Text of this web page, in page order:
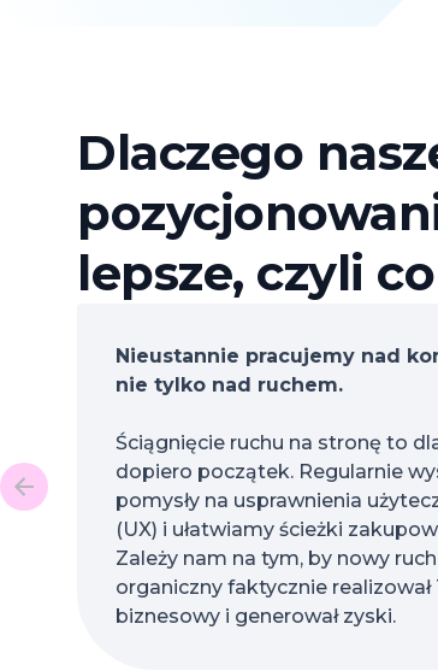
Dlaczego
lepsze, czyli
Nieustannie pracujemy nad
nie tylko nad ruchem.
Ściągnięcie ruchu na stronę to
dopiero początek. Regularnie
pomysły na usprawnienia
(UX) i ułatwiamy ścieżki
Zależy nam na tym, by nowy ruch
organiczny faktycznie realizował
biznesowy i generował zyski.